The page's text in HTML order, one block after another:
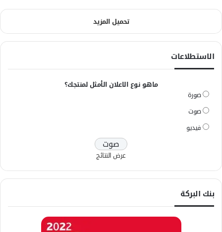
تحميل المزيد
الاستطلاعات
ماهو نوع الاعلان الأمثل لمنتجك؟
صورة
صوت
فيديو
عرض النتائج
بنك البركة